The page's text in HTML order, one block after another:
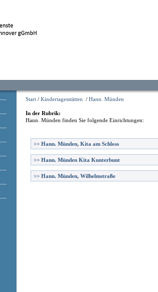
Start / Kindertagesstätten / Hann. Münden
In der Rubrik:
Hann. Münden finden Sie folgende Einrichtungen:
>> Hann. Münden, Kita am Schloss
>> Hann. Münden Kita Kunterbunt
>> Hann. Münden, Wilhelmstraße